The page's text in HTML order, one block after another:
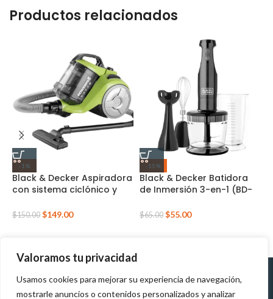
Valoramos tu privacidad
Usamos cookies para mejorar su experiencia de navegación,
mostrarle anuncios o contenidos personalizados y analizar
Productos relacionados
-1%
Black & Decker Aspiradora
con sistema ciclónico y
$150.00 $149.00
-15%
Black & Decker Batidora
de Inmersión 3-en-1 (BD-
$65.00 $55.00
Políticas de
Políticas de tratamiento de